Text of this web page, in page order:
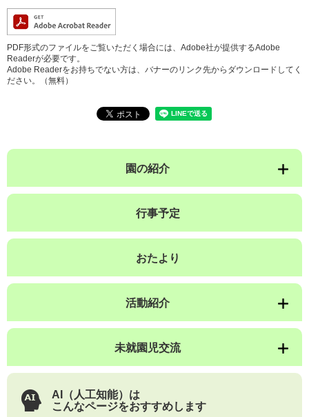
PDF形式のファイルをご覧いただく場合には、Adobe社が提供するAdobe
Readerが必要です。
Adobe Readerをお持ちでない方は、バナーのリンク先からダウンロードしてく
ださい。（無料）
園の紹介
行事予定
おたより
活動紹介
未就園児交流
AI（人工知能）は
こんなページをおすすめします